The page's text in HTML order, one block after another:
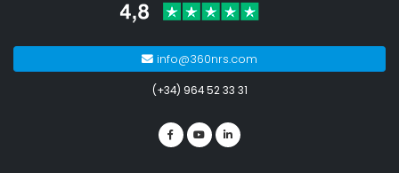
info@360nrs.com
(+34) 964 52 33 31